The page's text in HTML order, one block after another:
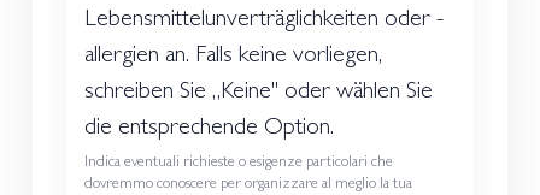
Lebensmittelunverträglichkeiten oder -
allergien an. Falls keine vorliegen,
schreiben Sie „Keine" oder wählen Sie
die entsprechende Option.
Indica eventuali richieste o esigenze particolari che
dovremmo conoscere per organizzare al meglio la tua